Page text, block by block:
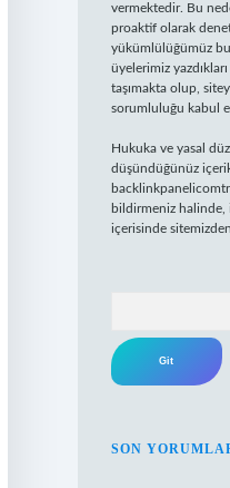
vermektedir. Bu
proaktif olarak
yükümlülüğümüz
üyelerimiz
taşımakta olup,
sorumluluğu kabul
Hukuka ve yasal
düşündüğünüz
bildirmeniz halinde,
içerisinde sitemizden
SON